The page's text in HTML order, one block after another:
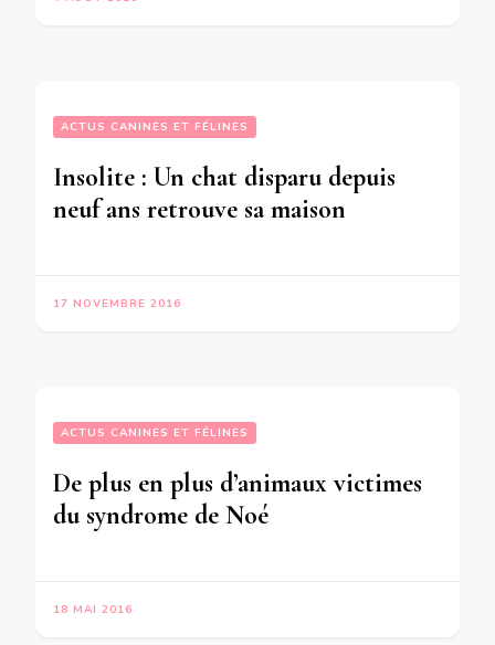
ACTUS CANINES ET FÉLINES
Insolite : Un chat disparu depuis
neuf ans retrouve sa maison
17 NOVEMBRE 2016
ACTUS CANINES ET FÉLINES
De plus en plus d’animaux victimes
du syndrome de Noé
18 MAI 2016